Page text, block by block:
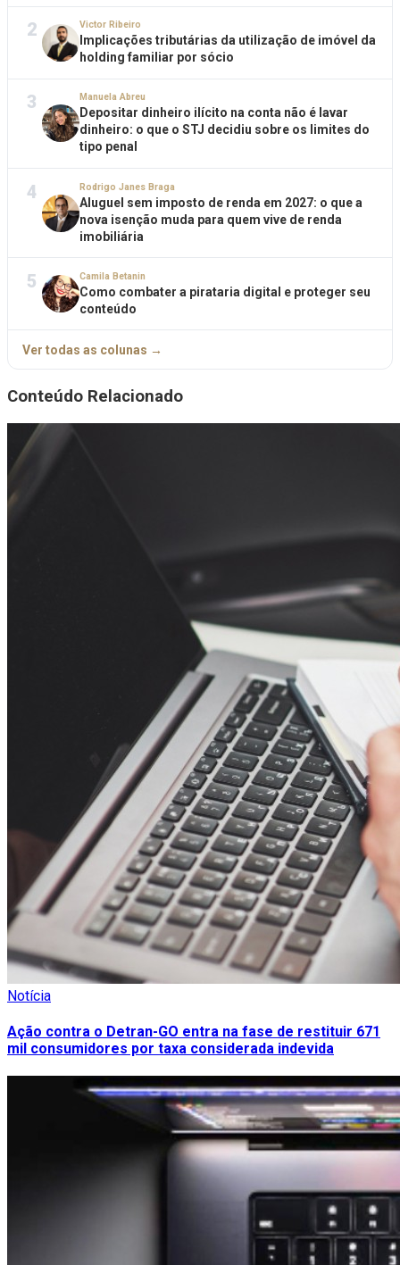
2 Victor Ribeiro
Implicações tributárias da utilização de imóvel da
holding familiar por sócio
3 Manuela Abreu
Depositar dinheiro ilícito na conta não é lavar
dinheiro: o que o STJ decidiu sobre os limites do
tipo penal
4 Rodrigo Janes Braga
Aluguel sem imposto de renda em 2027: o que a
nova isenção muda para quem vive de renda
imobiliária
5 Camila Betanin
Como combater a pirataria digital e proteger seu
conteúdo
Ver todas as colunas →
Conteúdo Relacionado
Notícia
Ação contra o Detran-GO entra na fase de restituir 671
mil consumidores por taxa considerada indevida